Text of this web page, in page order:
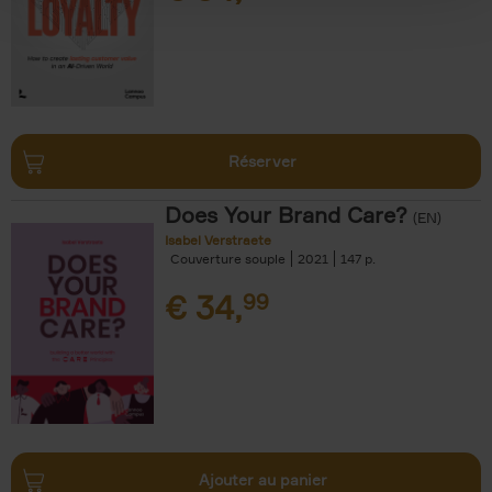
Réserver
Does Your Brand Care? (EN)
Isabel Verstraete
Couverture souple
2021 147
€ 34,99
Ajouter au panier